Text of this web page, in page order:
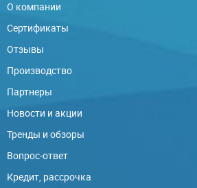
О компании
Сертификаты
Отзывы
Производство
Партнеры
Новости и акции
Тренды и обзоры
Вопрос-ответ
Кредит, рассрочка